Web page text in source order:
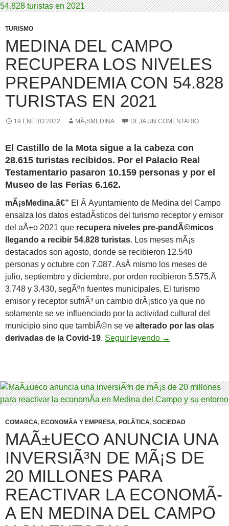
TURISMO
MEDINA DEL CAMPO
RECUPERA LOS NIVELES
PREPANDEMIA CON 54.828
TURISTAS EN 2021
19 ENERO 2022 MÃ¡SMEDINA DEJA UN COMENTARIO
El Castillo de la Mota sigue a la cabeza con
28.615 turistas recibidos. Por el Palacio Real
Testamentario pasaron 10.159 personas y por el
Museo de las Ferias 6.162.
mÃ¡sMedina.â€” El Â Ayuntamiento de Medina del Campo
ensalza los datos estadÃ­sticos del turismo receptor y emisor
del aÃ±o 2021 que recupera niveles pre-pandÃ©micos
llegando a recibir 54.828 turistas. Los meses mÃ¡s
destacados son agosto, donde se recibieron 12.540
personas y octubre con 7.087. AsÃ­ mismo los meses de
julio, septiembre y diciembre, por orden recibieron 5.575,Â
3.748 y 3.430, segÃºn fuentes municipales. El turismo
emisor y receptor sufriÃ³ un cambio drÃ¡stico ya que no
solamente se ve influenciado por la actividad cultural del
municipio sino que tambiÃ©n se ve alterado por las olas
derivadas de la Covid-19. Seguir leyendo Medina del
→
COMARCA, ECONOMÃ­A Y EMPRESA, POLÃ­TICA, SOCIEDAD
MAÃ±UECO ANUNCIA UNA
INVERSIÃ³N DE MÃ¡S DE
20 MILLONES PARA
REACTIVAR LA ECONOMÃ­
A EN MEDINA DEL CAMPO